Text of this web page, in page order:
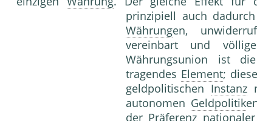
prinzipiell auch
Währungen,
vereinbart und
Währungsunion ist
tragendes Element;
geldpolitischen Instanz
autonomen Geldpolitik
der Präferenz